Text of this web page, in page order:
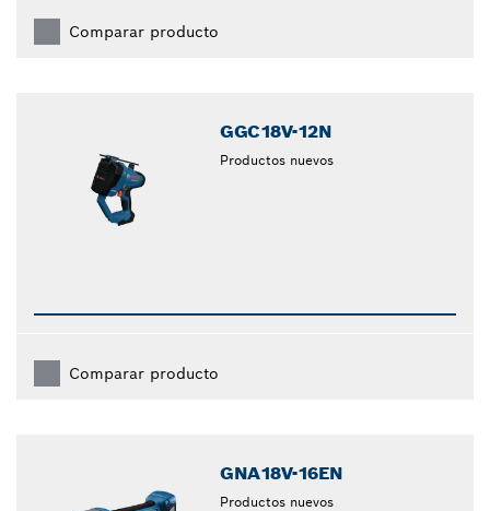
Comparar producto
GGC18V-12N
Productos nuevos
Comparar producto
GNA18V-16EN
Productos nuevos